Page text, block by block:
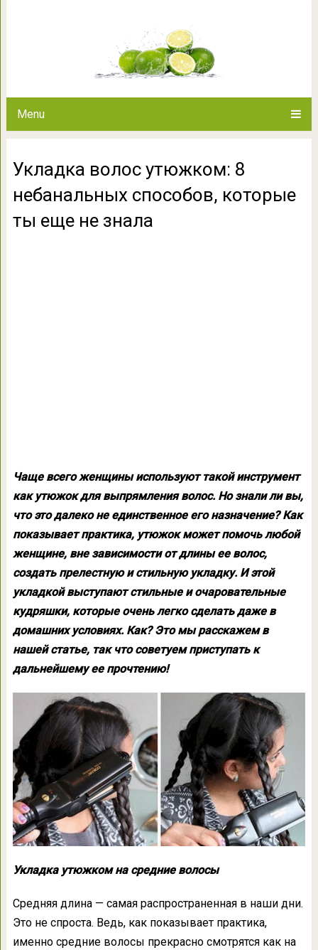
Menu
Укладка волос утюжком: 8
небанальных способов, которые
ты еще не знала
Чаще всего женщины используют такой инструмент
как утюжок для выпрямления волос. Но знали ли вы,
что это далеко не единственное его назначение? Как
показывает практика, утюжок может помочь любой
женщине, вне зависимости от длины ее волос,
создать прелестную и стильную укладку. И этой
укладкой выступают стильные и очаровательные
кудряшки, которые очень легко сделать даже в
домашних условиях. Как? Это мы расскажем в
нашей статье, так что советуем приступать к
дальнейшему ее прочтению!
Укладка утюжком на средние волосы
Средняя длина — самая распространенная в наши дни.
Это не спроста. Ведь, как показывает практика,
именно средние волосы прекрасно смотрятся как на